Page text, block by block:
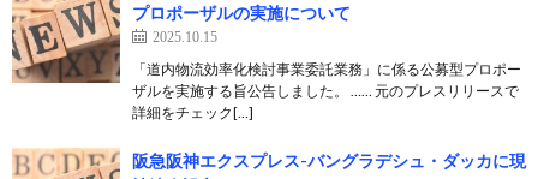
プロポーザルの実施について
2025.10.15
「道内物流効率化検討事業委託業務」に係る公募型プロポー
ザルを実施する旨公告しました。 …… 元のプレスリリースで
詳細をチェック[…]
阪急阪神エクスプレス-バングラデシュ・ダッカに現